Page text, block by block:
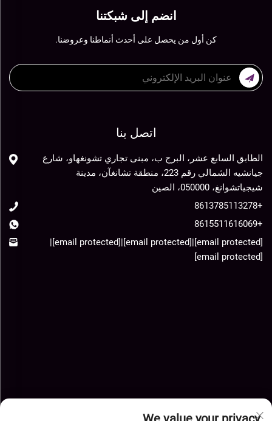
انضم إلى شبكتنا
كن أول من يحصل على أحدث أنماطنا وعروضنا.
اتصل بنا
الطابق السابع عشر، البرج ب، مبنى تجاري تشونغهاو، شارع
جيانشيه الشمالي رقم 223، منطقة تشانغآن، مدينة
شيجياتشوانغ، 050000، الصين
+8613785113278
+8615511616069
[email protected]
|
[email protected]
|
[email protected]
|
[email protected]